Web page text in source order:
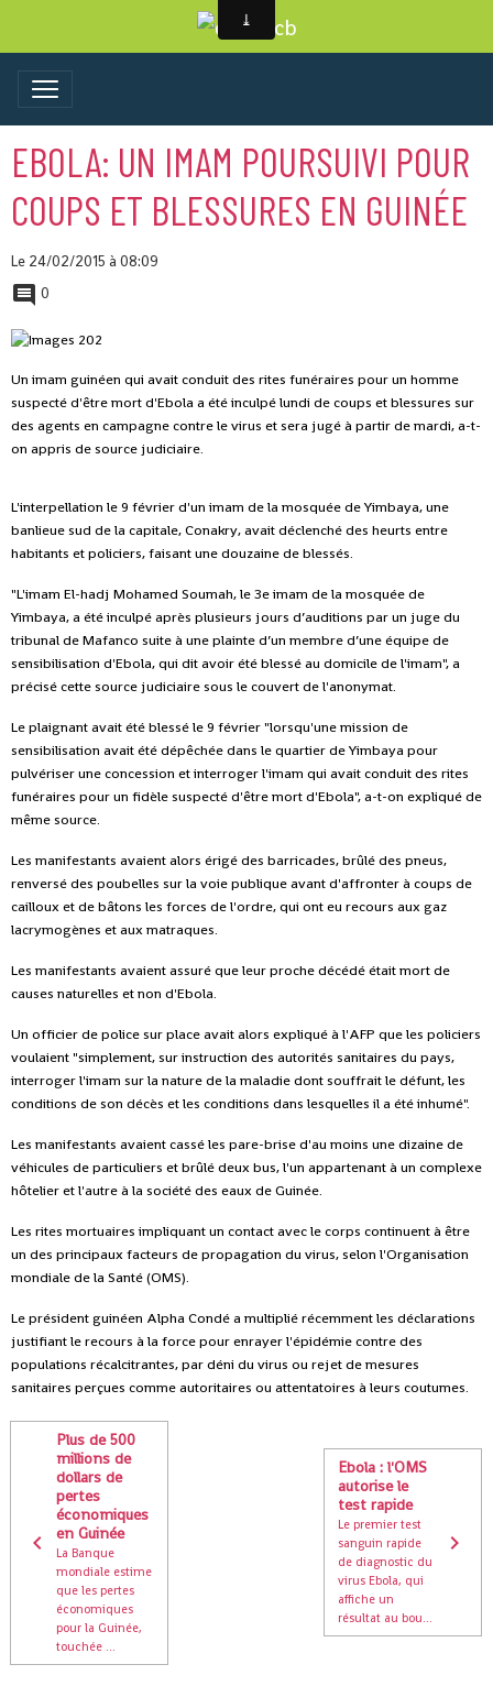
EBOLA: UN IMAM POURSUIVI POUR
COUPS ET BLESSURES EN GUINÉE
Le 24/02/2015 à 08:09
0
Un imam guinéen qui avait conduit des rites funéraires pour un homme
suspecté d'être mort d'Ebola a été inculpé lundi de coups et blessures sur
des agents en campagne contre le virus et sera jugé à partir de mardi, a-t-
on appris de source judiciaire.
L'interpellation le 9 février d'un imam de la mosquée de Yimbaya, une
banlieue sud de la capitale, Conakry, avait déclenché des heurts entre
habitants et policiers, faisant une douzaine de blessés.
"L'imam El-hadj Mohamed Soumah, le 3e imam de la mosquée de
Yimbaya, a été inculpé après plusieurs jours d’auditions par un juge du
tribunal de Mafanco suite à une plainte d’un membre d’une équipe de
sensibilisation d'Ebola, qui dit avoir été blessé au domicile de l'imam", a
précisé cette source judiciaire sous le couvert de l'anonymat.
Le plaignant avait été blessé le 9 février "lorsqu'une mission de
sensibilisation avait été dépêchée dans le quartier de Yimbaya pour
pulvériser une concession et interroger l'imam qui avait conduit des rites
funéraires pour un fidèle suspecté d'être mort d'Ebola", a-t-on expliqué de
même source.
Les manifestants avaient alors érigé des barricades, brûlé des pneus,
renversé des poubelles sur la voie publique avant d'affronter à coups de
cailloux et de bâtons les forces de l'ordre, qui ont eu recours aux gaz
lacrymogènes et aux matraques.
Les manifestants avaient assuré que leur proche décédé était mort de
causes naturelles et non d'Ebola.
Un officier de police sur place avait alors expliqué à l'AFP que les policiers
voulaient "simplement, sur instruction des autorités sanitaires du pays,
interroger l'imam sur la nature de la maladie dont souffrait le défunt, les
conditions de son décès et les conditions dans lesquelles il a été inhumé".
Les manifestants avaient cassé les pare-brise d'au moins une dizaine de
véhicules de particuliers et brûlé deux bus, l'un appartenant à un complexe
hôtelier et l'autre à la société des eaux de Guinée.
Les rites mortuaires impliquant un contact avec le corps continuent à être
un des principaux facteurs de propagation du virus, selon l'Organisation
mondiale de la Santé (OMS).
Le président guinéen Alpha Condé a multiplié récemment les déclarations
justifiant le recours à la force pour enrayer l'épidémie contre des
populations récalcitrantes, par déni du virus ou rejet de mesures
sanitaires perçues comme autoritaires ou attentatoires à leurs coutumes.
Plus de 500
millions de
dollars de
pertes
économiques
en Guinée
La Banque
mondiale estime
que les pertes
économiques
pour la Guinée,
touchée ...
Ebola : l'OMS
autorise le
test rapide
Le premier test
sanguin rapide
de diagnostic du
virus Ebola, qui
affiche un
résultat au bou...